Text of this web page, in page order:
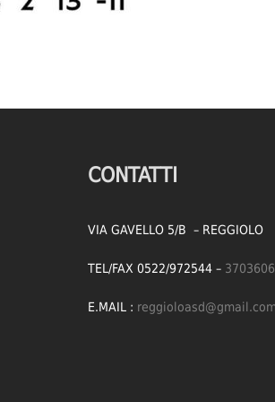
CONTATTI
VIA GAVELLO 5/B – REGGIOLO
TEL/FAX 0522/972544 –
E.MAIL : reggioloasd@gmail.com